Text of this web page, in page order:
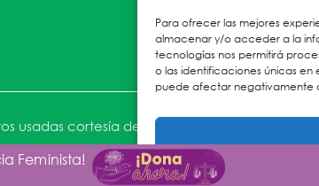
Para ofrecer las mejores
almacenar y/o acceder a la
tecnologías nos permitirá
o las identificaciones únicas en
puede afectar negativamente
usadas cortesía de ACNUR
Feminista!